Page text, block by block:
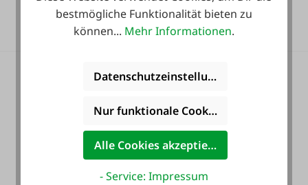
inkludiert!
36 Monate
Langzeit-Garantie.
bestmögliche Funktionalität bieten zu
können... Mehr Informationen.
Datenschutzeinstellungen
Nur funktionale Cookies akzeptieren
Alle Cookies akzeptieren
- Service: Impressum